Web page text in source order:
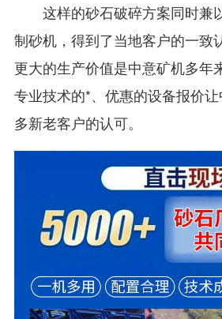
这样的砂石破碎方案同时兼
制砂机，得到了当地客户的一致
更大的生产价值是中意矿机多年
专业技术的*、优惠的设备报价
多新老客户的认可。